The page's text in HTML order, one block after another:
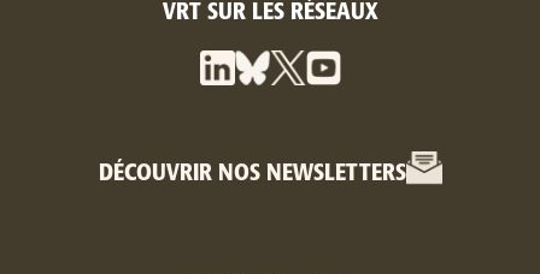
VRT SUR LES RÉSEAUX
DÉCOUVRIR NOS NEWSLETTERS